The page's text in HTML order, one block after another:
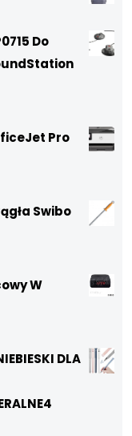
Do
Pro
Swibo
W
DLA